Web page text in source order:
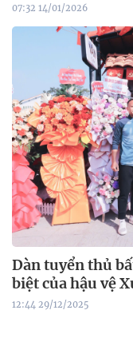
07:32 14/01/2026
Dàn tuyển thủ
biệt của hậu vệ
12:44 29/12/2025